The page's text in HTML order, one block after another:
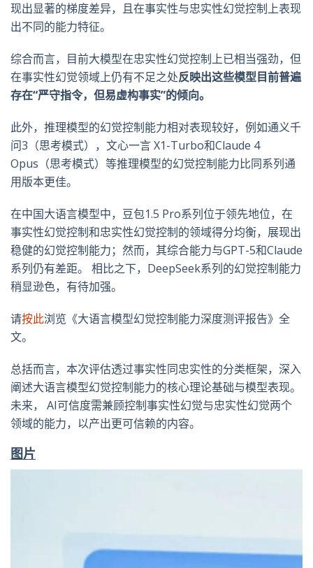
现出显著的梯度差异，且在事实性与忠实性幻觉控制上表现
出不同的能力特征。
综合而言，目前大模型在忠实性幻觉控制上已相当强劲，但
在事实性幻觉领域上仍有不足之处反映出这些模型目前普遍
存在“严守指令，但易虚构事实”的倾向。
此外，推理模型的幻觉控制能力相对表现较好，例如通义千
问3（思考模式），文心一言 X1-Turbo和Claude 4
Opus（思考模式）等推理模型的幻觉控制能力比同系列通
用版本更佳。
在中国大语言模型中，豆包1.5 Pro系列位于领先地位，在
事实性幻觉控制和忠实性幻觉控制的领域得分均衡，展现出
稳健的幻觉控制能力；然而，其综合能力与GPT-5和Claude
系列仍有差距。 相比之下，DeepSeek系列的幻觉控制能力
稍显逊色，有待加强。
请按此浏览《大语言模型幻觉控制能力深度测评报告》全
文。
总括而言，本次评估透过事实性同忠实性的分类框架，深入
阐述大语言模型幻觉控制能力的核心理论基础与模型表现。
未来， AI可信度需兼顾控制事实性幻觉与忠实性幻觉两个
领域的能力，以产出更可信赖的内容。
图片